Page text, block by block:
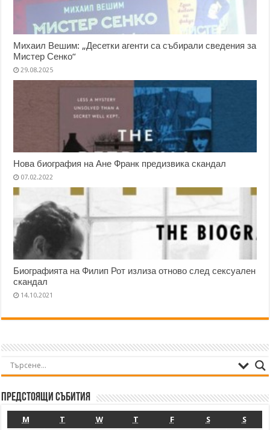
Михаил Вешим: „Десетки агенти са събирали сведения за
Мистер Сенко“
29.08.2025
Нова биография на Ане Франк предизвика скандал
07.02.2022
Биографията на Филип Рот излиза отново след сексуален
скандал
14.10.2021
Предстоящи събития
M T W T F S S